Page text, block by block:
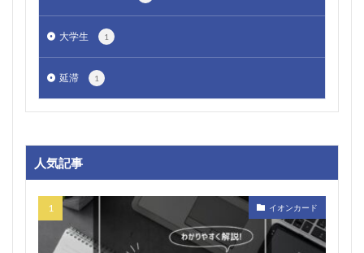
大学生 1
延滞 1
人気記事
イオンカード